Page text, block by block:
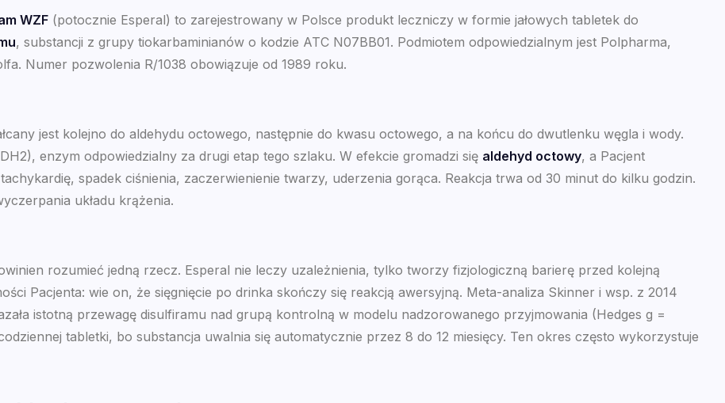
WZF (potocznie Esperal) to zarejestrowany w Polsce produkt leczniczy w formie jałowych tabletek do
, substancji z grupy tiokarbaminianów o kodzie ATC N07BB01. Podmiotem odpowiedzialnym jest Polpharma,
Numer pozwolenia R/1038 obowiązuje od 1989 roku.
jest kolejno do aldehydu octowego, następnie do kwasu octowego, a na końcu do dwutlenku węgla i wody.
enzym odpowiedzialny za drugi etap tego szlaku. W efekcie gromadzi się aldehyd octowy, a Pacjent
spadek ciśnienia, zaczerwienienie twarzy, uderzenia gorąca. Reakcja trwa od 30 minut do kilku godzin.
układu krążenia.
rozumieć jedną rzecz. Esperal nie leczy uzależnienia, tylko tworzy fizjologiczną barierę przed kolejną
Pacjenta: wie on, że sięgnięcie po drinka skończy się reakcją awersyjną. Meta-analiza Skinner i wsp. z 2014
istotną przewagę disulfiramu nad grupą kontrolną w modelu nadzorowanego przyjmowania (Hedges g =
tabletki, bo substancja uwalnia się automatycznie przez 8 do 12 miesięcy. Ten okres często wykorzystuje